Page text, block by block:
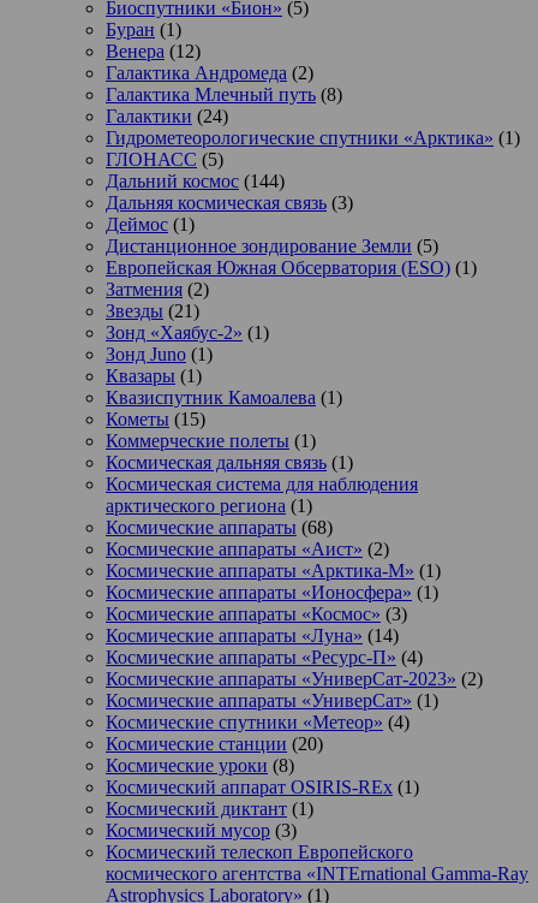
Биоспутники «Бион» (5)
Буран (1)
Венера (12)
Галактика Андромеда (2)
Галактика Млечный путь (8)
Галактики (24)
Гидрометеорологические спутники «Арктика» (1)
ГЛОНАСС (5)
Дальний космос (144)
Дальняя космическая связь (3)
Деймос (1)
Дистанционное зондирование Земли (5)
Европейская Южная Обсерватория (ESO) (1)
Затмения (2)
Звезды (21)
Зонд «Хаябус-2» (1)
Зонд Juno (1)
Квазары (1)
Квазиспутник Камоалева (1)
Кометы (15)
Коммерческие полеты (1)
Космическая дальняя связь (1)
Космическая система для наблюдения
арктического региона (1)
Космические аппараты (68)
Космические аппараты «Аист» (2)
Космические аппараты «Арктика-М» (1)
Космические аппараты «Ионосфера» (1)
Космические аппараты «Космос» (3)
Космические аппараты «Луна» (14)
Космические аппараты «Ресурс-П» (4)
Космические аппараты «УниверСат-2023» (2)
Космические аппараты «УниверСат» (1)
Космические спутники «Метеор» (4)
Космические станции (20)
Космические уроки (8)
Космический аппарат OSIRIS-REx (1)
Космический диктант (1)
Космический мусор (3)
Космический телескоп Европейского
космического агентства «INTErnational Gamma-Ray
Astrophysics Laboratory» (1)